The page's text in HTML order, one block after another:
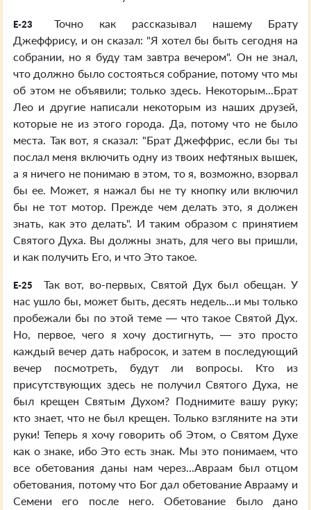
E-23
Точно как рассказывал нашему Брату
Джеффрису, и он сказал: "Я хотел бы быть сегодня на
собрании, но я буду там завтра вечером". Он не знал,
что должно было состояться собрание, потому что мы
об этом не объявили; только здесь. Некоторым...Брат
Лео и другие написали некоторым из наших друзей,
которые не из этого города. Да, потому что не было
места. Так вот, я сказал: "Брат Джеффрис, если бы ты
послал меня включить одну из твоих нефтяных вышек,
а я ничего не понимаю в этом, то я, возможно, взорвал
бы ее. Может, я нажал бы не ту кнопку или включил
бы не тот мотор. Прежде чем делать это, я должен
знать, как это делать". И таким образом с принятием
Святого Духа. Вы должны знать, для чего вы пришли,
и как получить Его, и что Это такое.
E-25
Так вот, во-первых, Святой Дух был обещан. У
нас ушло бы, может быть, десять недель...и мы только
пробежали бы по этой теме — что такое Святой Дух.
Но, первое, чего я хочу достигнуть, — это просто
каждый вечер дать набросок, и затем в последующий
вечер посмотреть, будут ли вопросы. Кто из
присутствующих здесь не получил Святого Духа, не
был крещен Святым Духом? Поднимите вашу руку;
кто знает, что не был крещен. Только взгляните на эти
руки! Теперь я хочу говорить об Этом, о Святом Духе
как о знаке, ибо Это есть знак. Мы это понимаем, что
все обетования даны нам через...Авраам был отцом
обетования, потому что Бог дал обетование Аврааму и
Семени его после него. Обетование было дано